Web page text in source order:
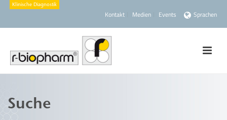
Kontakt Medien Events Sprachen
Suche